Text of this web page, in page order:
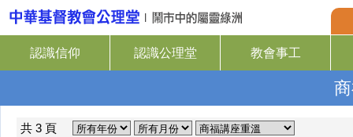
認識信仰 認識公理堂 教會事工
共 3 頁